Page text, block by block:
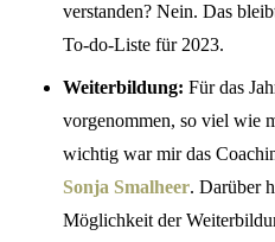
verstanden? Nein. Das
To-do-Liste für 2023.
Weiterbildung: Für das
vorgenommen, so viel wie
wichtig war mir das
Sonja Smalheer. Darüber
Möglichkeit der